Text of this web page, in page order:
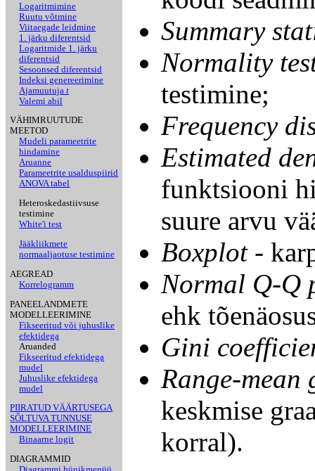
Logaritmimine
Ruutu võtmine
Viitaegade leidmine
1. järku diferentsid
Logaritmide 1. järku
diferentsid
Sesoonsed diferentsid
Indeksi genereerimine
Ajamuutujat
Valemi abil
VÄHIMRUUTUDE
MEETOD
Mudeli parameetrite
hindamine
Aruanne
Parameetrite usalduspiirid
ANOVA tabel
Heteroskedastiivsuse
testimine
White'i test
Jääkliikmete
normaaljaotuse testimine
AEGREAD
Korrelogramm
PANEELANDMETE
MODELLEERIMINE
Fikseeritud või juhuslike
efektidega
Aruanded
Fikseeritud efektidega
mudel
Juhuslike efektidega
mudel
PIIRATUD VÄÄRTUSEGA
SÕLTUVA TUNNUSE
MODELLEERIMINE
Binaarne logit
DIAGRAMMID
Summary
Normality
testimine;
Frequency
Estimated
funktsiooni
suure arvu
Boxplot-
Normal Q-Q
ehk
Gini
Range-mean
keskmise
korral).